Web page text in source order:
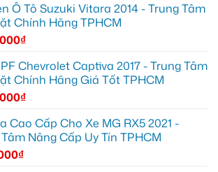
Ô Tô Suzuki Vitara 2014 - Trung Tâm
Chính Hãng TPHCM
₫
Chevrolet Captiva 2017 - Trung Tâm
Chính Hãng Giá Tốt TPHCM
₫
Cao Cấp Cho Xe MG RX5 2021 -
Nâng Cấp Uy Tín TPHCM
₫